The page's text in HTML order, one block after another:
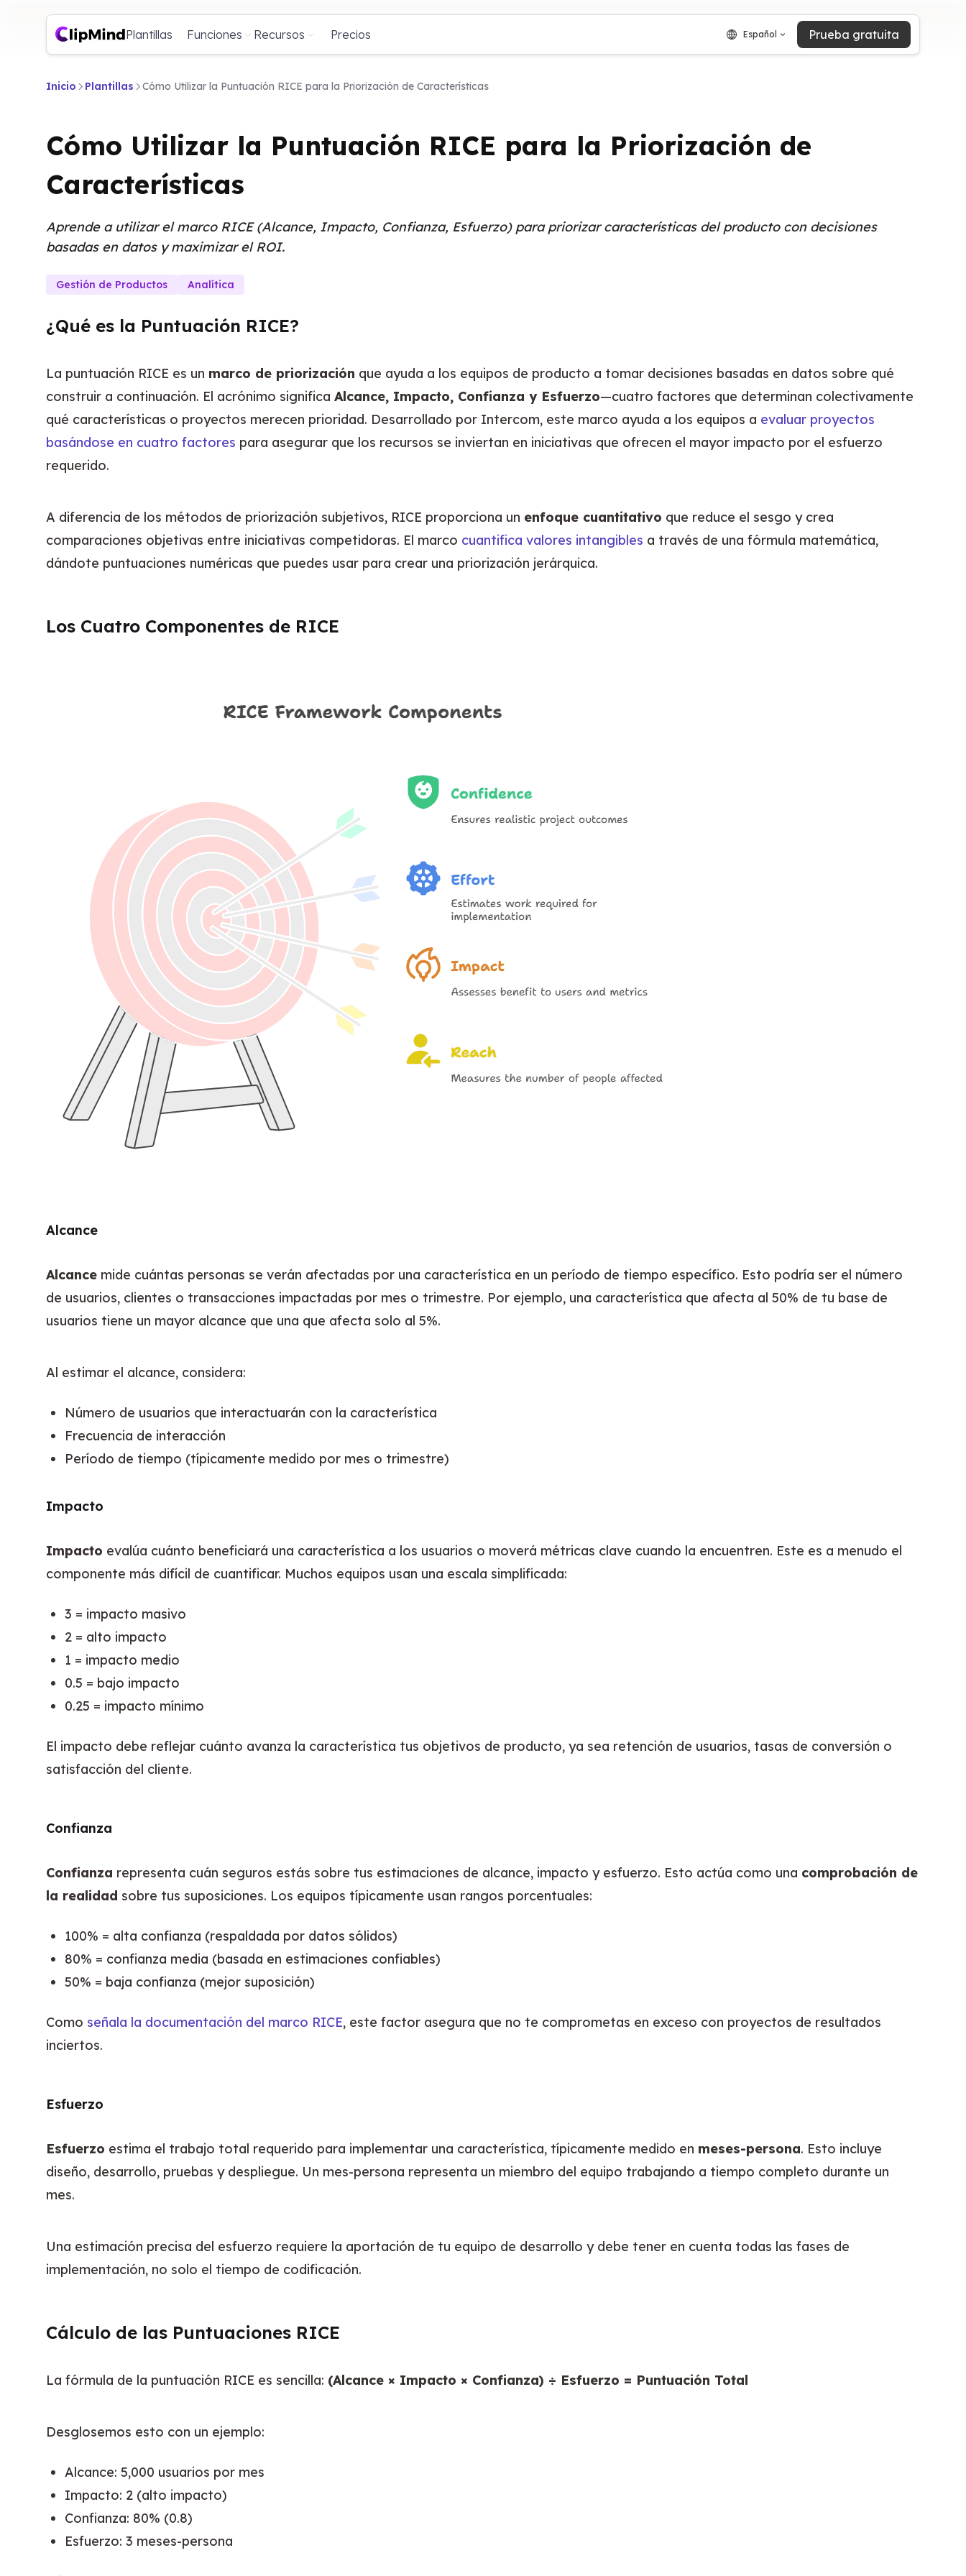
Plantillas Funciones Recursos Precios Español Prueba gratuita
Inicio Plantillas Cómo Utilizar la Puntuación RICE para la Priorización de Características
Cómo Utilizar la Puntuación RICE para la Priorización de
Características
Aprende a utilizar el marco RICE (Alcance, Impacto, Confianza, Esfuerzo) para priorizar características del producto con decisiones
basadas en datos y maximizar el ROI.
Gestión de Productos Analítica
¿Qué es la Puntuación RICE?
La puntuación RICE es un marco de priorización que ayuda a los equipos de producto a tomar decisiones basadas en datos sobre qué
construir a continuación. El acrónimo significa Alcance, Impacto, Confianza y Esfuerzo—cuatro factores que determinan colectivamente
qué características o proyectos merecen prioridad. Desarrollado por Intercom, este marco ayuda a los equipos a evaluar proyectos
basándose en cuatro factores para asegurar que los recursos se inviertan en iniciativas que ofrecen el mayor impacto por el esfuerzo
requerido.
A diferencia de los métodos de priorización subjetivos, RICE proporciona un enfoque cuantitativo que reduce el sesgo y crea
comparaciones objetivas entre iniciativas competidoras. El marco cuantifica valores intangibles a través de una fórmula matemática,
dándote puntuaciones numéricas que puedes usar para crear una priorización jerárquica.
Los Cuatro Componentes de RICE
Alcance
Alcance mide cuántas personas se verán afectadas por una característica en un período de tiempo específico. Esto podría ser el número
de usuarios, clientes o transacciones impactadas por mes o trimestre. Por ejemplo, una característica que afecta al 50% de tu base de
usuarios tiene un mayor alcance que una que afecta solo al 5%.
Al estimar el alcance, considera:
Número de usuarios que interactuarán con la característica
Frecuencia de interacción
Período de tiempo (típicamente medido por mes o trimestre)
Impacto
Impacto evalúa cuánto beneficiará una característica a los usuarios o moverá métricas clave cuando la encuentren. Este es a menudo el
componente más difícil de cuantificar. Muchos equipos usan una escala simplificada:
3 = impacto masivo
2 = alto impacto
1 = impacto medio
0.5 = bajo impacto
0.25 = impacto mínimo
El impacto debe reflejar cuánto avanza la característica tus objetivos de producto, ya sea retención de usuarios, tasas de conversión o
satisfacción del cliente.
Confianza
Confianza representa cuán seguros estás sobre tus estimaciones de alcance, impacto y esfuerzo. Esto actúa como una comprobación de
la realidad sobre tus suposiciones. Los equipos típicamente usan rangos porcentuales:
100% = alta confianza (respaldada por datos sólidos)
80% = confianza media (basada en estimaciones confiables)
50% = baja confianza (mejor suposición)
Como señala la documentación del marco RICE, este factor asegura que no te comprometas en exceso con proyectos de resultados
inciertos.
Esfuerzo
Esfuerzo estima el trabajo total requerido para implementar una característica, típicamente medido en meses-persona. Esto incluye
diseño, desarrollo, pruebas y despliegue. Un mes-persona representa un miembro del equipo trabajando a tiempo completo durante un
mes.
Una estimación precisa del esfuerzo requiere la aportación de tu equipo de desarrollo y debe tener en cuenta todas las fases de
implementación, no solo el tiempo de codificación.
Cálculo de las Puntuaciones RICE
La fórmula de la puntuación RICE es sencilla: (Alcance × Impacto × Confianza) ÷ Esfuerzo = Puntuación Total
Desglosemos esto con un ejemplo:
Alcance: 5,000 usuarios por mes
Impacto: 2 (alto impacto)
Confianza: 80% (0.8)
Esfuerzo: 3 meses-persona